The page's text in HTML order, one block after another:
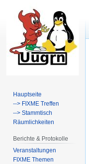
Hauptseite
--> FIXME Treffen
--> Stammtisch
Räumlichkeiten
Berichte & Protokolle
Veranstaltungen
FIXME Themen